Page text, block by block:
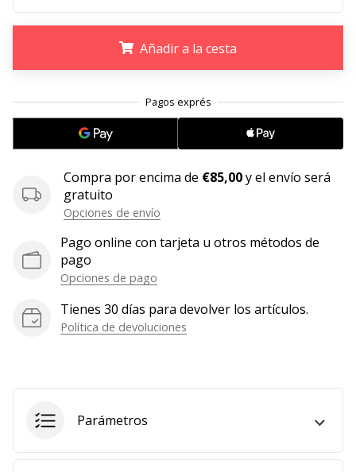
11. 8. 2022
en
embajador
Weplayvolleyball!
consideras
un
queremos
en
nuestro
equipo!
todos
los
artículos
Añadir a la cesta
Compra por encima de €85,00y el envío será
gratuito
Opciones de envío
Pago online con tarjeta u otros métodos de
pago
Opciones de pago
Tienes 30 días para devolver los artículos.
Política de devoluciones
Parámetros